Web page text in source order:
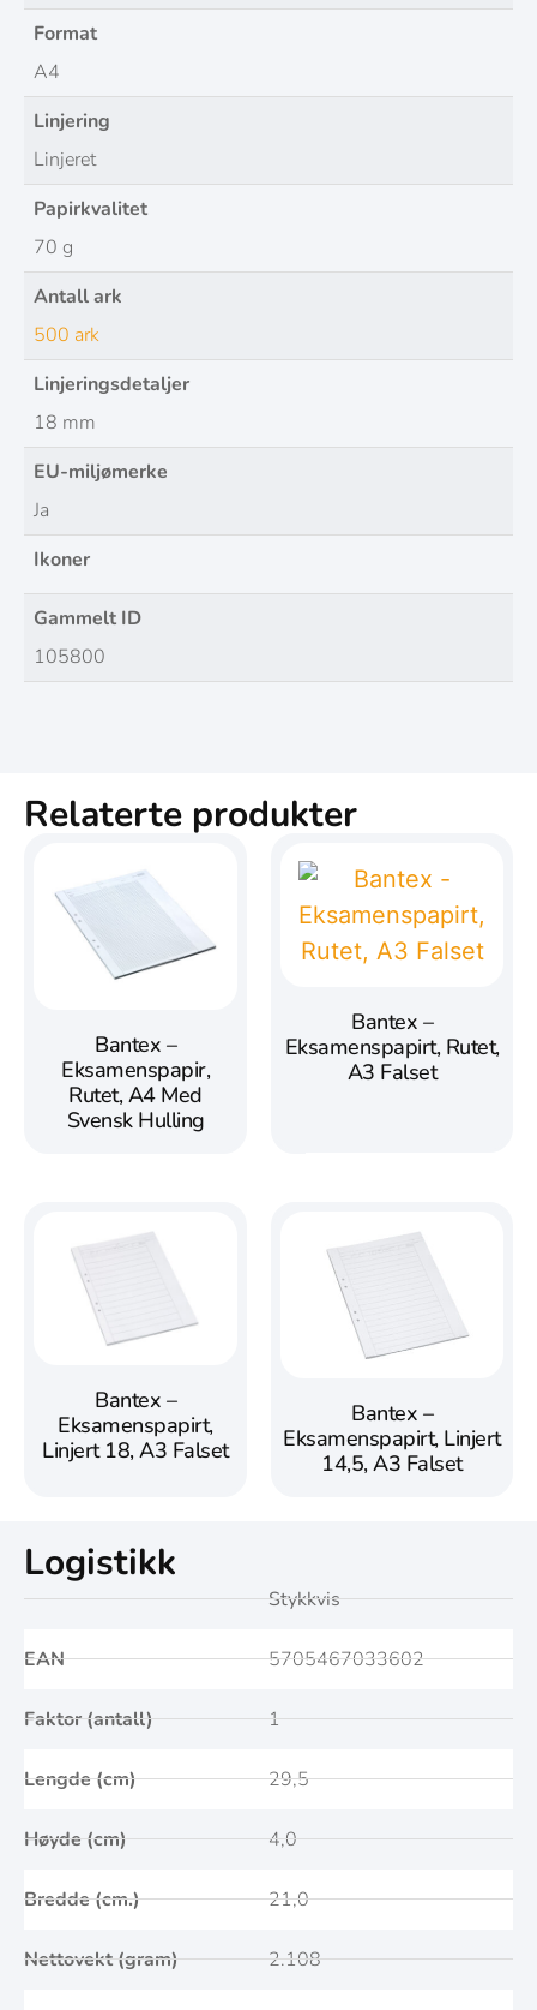
Format
A4
Linjering
Linjeret
Papirkvalitet
70 g
Antall ark
500 ark
Linjeringsdetaljer
18 mm
EU-miljømerke
Ja
Ikoner
Gammelt ID
105800
Relaterte produkter
Bantex –
Eksamenspapir,
Rutet, A4 Med
Svensk Hulling
Bantex –
Eksamenspapirt, Rutet,
A3 Falset
Bantex –
Eksamenspapirt,
Linjert 18, A3 Falset
Bantex –
Eksamenspapirt, Linjert
14,5, A3 Falset
Logistikk
EAN
Faktor (antall)
Lengde (cm)
Høyde (cm)
Bredde (cm.)
Nettovekt (gram)
Stykkvis
5705467033602
1
29,5
4,0
21,0
2.108